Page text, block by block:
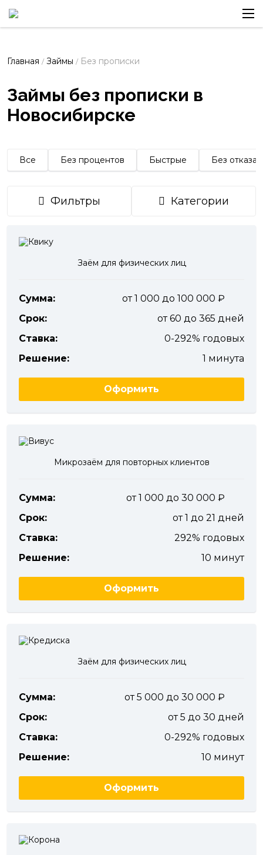
Главная / Займы / Без прописки
Займы без прописки в
Новосибирске
Все Без процентов Быстрые Без отказа
Фильтры Категории
Заём для физических лиц
Сумма:
от 1 000 до 100 000
Срок:
от 60 до 365 дней
Ставка:
0-292% годовых
Решение:
1 минута
Оформить
Микрозаём для повторных клиентов
Сумма:
от 1 000 до 30 000
Срок:
от 1 до 21 дней
Ставка:
292% годовых
Решение:
10 минут
Оформить
Заём для физических лиц
Сумма:
от 5 000 до 30 000
Срок:
от 5 до 30 дней
Ставка:
0-292% годовых
Решение:
10 минут
Оформить